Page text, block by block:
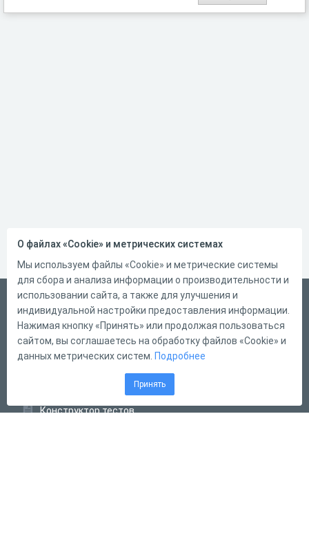
Русский
Справка
Форма обратной связи
Конструктор тестов
О файлах «Cookie» и метрических системах
Мы используем файлы «Cookie» и метрические системы
для сбора и анализа информации о производительности и
использовании сайта, а также для улучшения и
индивидуальной настройки предоставления информации.
Нажимая кнопку «Принять» или продолжая пользоваться
сайтом, вы соглашаетесь на обработку файлов «Cookie» и
данных метрических систем. Подробнее
Принять